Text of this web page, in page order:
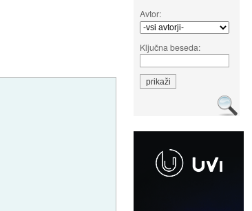
Avtor:
Ključna beseda: